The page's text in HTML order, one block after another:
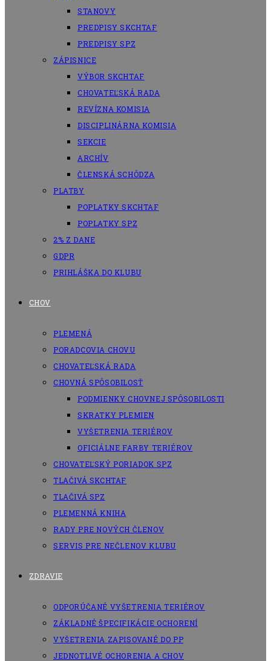
STANOVY
PREDPISY SKCHTAF
PREDPISY SPZ
ZÁPISNICE
VÝBOR SKCHTAF
CHOVATEĽSKÁ RADA
REVÍZNA KOMISIA
DISCIPLINÁRNA KOMISIA
SEKCIE
ARCHÍV
ČLENSKÁ SCHÔDZA
PLATBY
POPLATKY SKCHTAF
POPLATKY SPZ
2% Z DANE
GDPR
PRIHLÁŠKA DO KLUBU
CHOV
PLEMENÁ
PORADCOVIA CHOVU
CHOVATEĽSKÁ RADA
CHOVNÁ SPÔSOBILOSŤ
PODMIENKY CHOVNEJ SPÔSOBILOSTI
SKRATKY PLEMIEN
VYŠETRENIA TERIÉROV
OFICIÁLNE FARBY TERIÉROV
CHOVATEĽSKÝ PORIADOK SPZ
TLAČIVÁ SKCHTAF
TLAČIVÁ SPZ
PLEMENNÁ KNIHA
RADY PRE NOVÝCH ČLENOV
SERVIS PRE NEČLENOV KLUBU
ZDRAVIE
ODPORÚČANÉ VYŠETRENIA TERIÉROV
ZÁKLADNÉ ŠPECIFIKÁCIE OCHORENÍ
VYŠETRENIA ZAPISOVANÉ DO PP
JEDNOTLIVÉ OCHORENIA A CHOV